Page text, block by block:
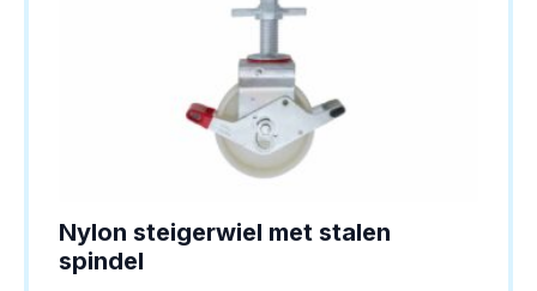
Nylon steigerwiel met stalen
spindel